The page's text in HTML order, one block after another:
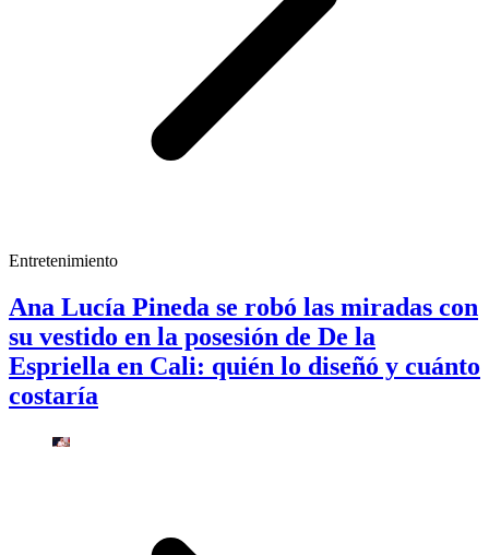
Entretenimiento
Ana Lucía Pineda se robó las miradas con
su vestido en la posesión de De la
Espriella en Cali: quién lo diseñó y cuánto
costaría